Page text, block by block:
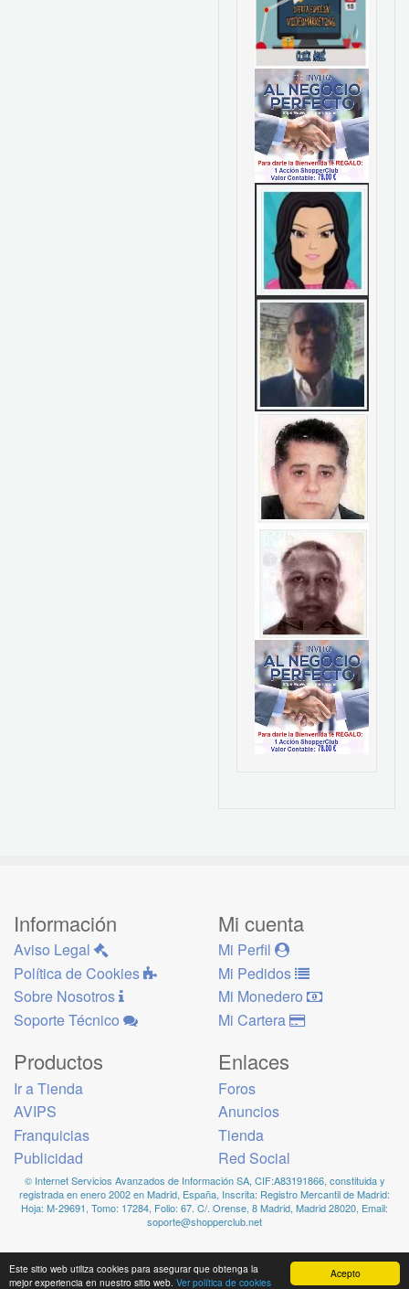
Acepto
Este sitio web utiliza cookies para asegurar que obtenga la
mejor experiencia en nuestro sitio web. Ver política de cookies
Información
Aviso Legal
Política de Cookies
Sobre Nosotros
Soporte Técnico
Mi cuenta
Mi Perfil
Mi Pedidos
Mi Monedero
Mi Cartera
Productos
Ir a Tienda
AVIPS
Franquicias
Publicidad
Enlaces
Foros
Anuncios
Tienda
Red Social
© Internet Servicios Avanzados de Información SA, CIF:A83191866, constituida y
registrada en enero 2002 en Madrid, España, Inscrita: Registro Mercantil de Madrid:
Hoja: M-29691, Tomo: 17284, Folio: 67. C/. Orense, 8 Madrid, Madrid 28020, Email:
soporte@shopperclub.net